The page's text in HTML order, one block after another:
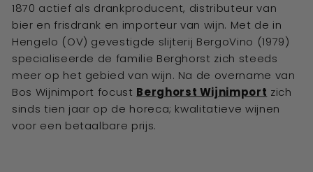
1870 actief als drankproducent, distributeur van
bier en frisdrank en importeur van wijn. Met de in
Hengelo (OV) gevestigde slijterij BergoVino (1979)
specialiseerde de familie Berghorst zich steeds
meer op het gebied van wijn. Na de overname van
Bos Wijnimport focust Berghorst Wijnimport zich
sinds tien jaar op de horeca; kwalitatieve wijnen
voor een betaalbare prijs.